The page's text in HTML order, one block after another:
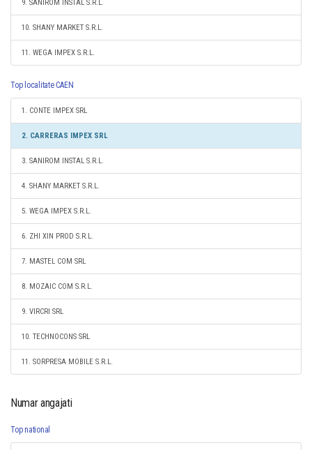
9. SANIROM INSTAL S.R.L.
10. SHANY MARKET S.R.L.
11. WEGA IMPEX S.R.L.
Top localitate CAEN
1. CONTE IMPEX SRL
2. CARRERAS IMPEX SRL
3. SANIROM INSTAL S.R.L.
4. SHANY MARKET S.R.L.
5. WEGA IMPEX S.R.L.
6. ZHI XIN PROD S.R.L.
7. MASTEL COM SRL
8. MOZAIC COM S.R.L.
9. VIRCRI SRL
10. TECHNOCONS SRL
11. SORPRESA MOBILE S.R.L.
Numar angajati
Top national